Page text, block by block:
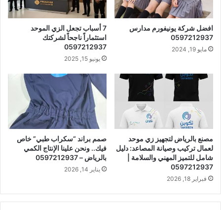
افضل شركة يونيفورم مدارس
0597212937
مايو 19, 2024
7 أسباب تجعل الزي الموحد
استثماراً ناجحاً لشركتك
0597212937
يونيو 15, 2025
مصنع بالرياض لتجهيز زي موحد
لعمال تركيب وصيانة المصاعد: دليل
شامل للتميز المهني والسلامة |
0597212937
فبراير 18, 2026
صمم براند “سكراب طبي” خاص
فيك.. ونحن علينا الإنتاج الكمي
بالرياض – 0597212937
يناير 14, 2026